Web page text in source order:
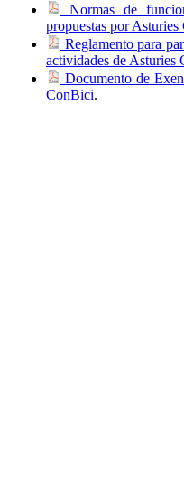
Normas de
propuestas por
Reglamento para
actividades de Asturies
Documento de
ConBici.